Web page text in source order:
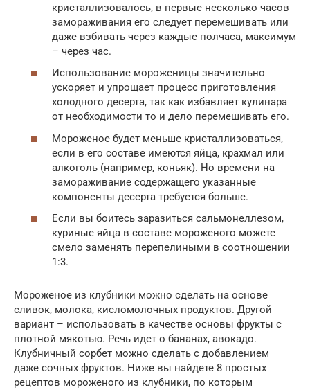
кристаллизовалось, в первые несколько часов
замораживания его следует перемешивать или
даже взбивать через каждые полчаса, максимум
– через час.
Использование мороженицы значительно
ускоряет и упрощает процесс приготовления
холодного десерта, так как избавляет кулинара
от необходимости то и дело перемешивать его.
Мороженое будет меньше кристаллизоваться,
если в его составе имеются яйца, крахмал или
алкоголь (например, коньяк). Но времени на
замораживание содержащего указанные
компоненты десерта требуется больше.
Если вы боитесь заразиться сальмонеллезом,
куриные яйца в составе мороженого можете
смело заменять перепелиными в соотношении
1:3.
Мороженое из клубники можно сделать на основе
сливок, молока, кисломолочных продуктов. Другой
вариант – использовать в качестве основы фрукты с
плотной мякотью. Речь идет о бананах, авокадо.
Клубничный сорбет можно сделать с добавлением
даже сочных фруктов. Ниже вы найдете 8 простых
рецептов мороженого из клубники, по которым